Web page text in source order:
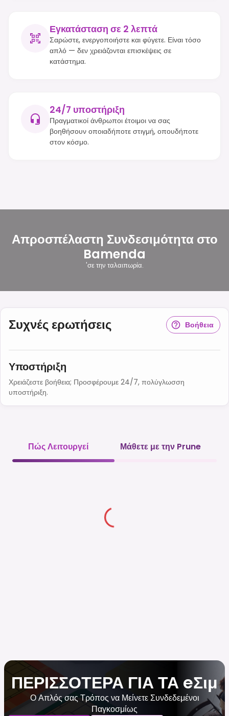
Εγκατάσταση σε 2 λεπτά
Σαρώστε, ενεργοποιήστε και φύγετε. Είναι τόσο
απλό — δεν χρειάζονται επισκέψεις σε
κατάστημα.
24/7 υποστήριξη
Πραγματικοί άνθρωποι έτοιμοι να σας
βοηθήσουν οποιαδήποτε στιγμή, οπουδήποτε
στον κόσμο.
Απροσπέλαστη Συνδεσιμότητα στο
Bamenda
'σε την ταλαιπωρία.
Συχνές ερωτήσεις Βοήθεια
Υποστήριξη
Χρειάζεστε βοήθεια; Προσφέρουμε 24/7, πολύγλωσση
υποστήριξη.
Πώς Λειτουργεί Μάθετε με την Prune
ΠΕΡΙΣΣΟΤΕΡΑ ΓΙΑ ΤΑ eΣιμ
Ο Απλός σας Τρόπος να Μείνετε Συνδεδεμένοι
Παγκοσμίως